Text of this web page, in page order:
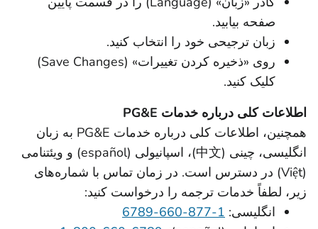
صفحه بیابید.
زبان ترجیحی خود را انتخاب کنید.
روی «ذخیره کردن تغییرات» (Save Changes)
کلیک کنید.
اطلاعات کلی درباره خدمات PG&E
همچنین، اطلاعات کلی درباره خدمات PG&E به زبان
انگلیسی، چینی (中文)، اسپانیولی (español) و ویئتنامی
(Việt) در دسترس است. در زمان تماس با شماره‌های
زیر، لطفاً خدمات ترجمه را درخواست کنید:
انگلیسی: 1-877-660-6789